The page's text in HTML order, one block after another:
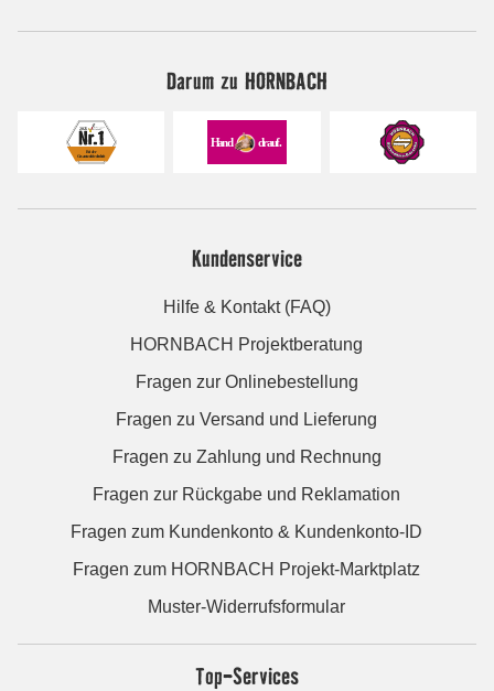
Darum zu HORNBACH
Kundenservice
Hilfe & Kontakt (FAQ)
HORNBACH Projektberatung
Fragen zur Onlinebestellung
Fragen zu Versand und Lieferung
Fragen zu Zahlung und Rechnung
Fragen zur Rückgabe und Reklamation
Fragen zum Kundenkonto & Kundenkonto-ID
Fragen zum HORNBACH Projekt-Marktplatz
Muster-Widerrufsformular
Top-Services